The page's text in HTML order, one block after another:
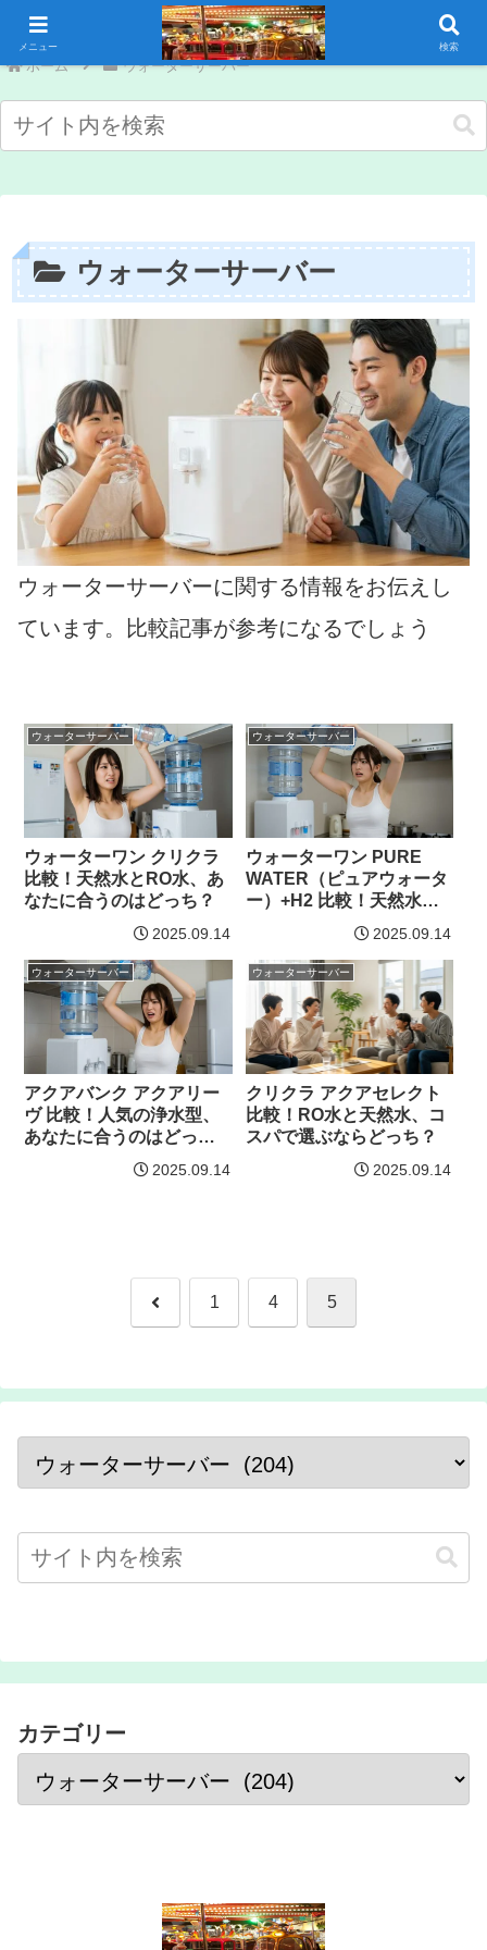
コンテンツへスキップ
ホーム ウォーターサーバー
ウォーターサーバー
ウォーターサーバーに関する情報をお伝えし
ています。比較記事が参考になるでしょう
ウォーターサーバー
ウォーターワン クリクラ
比較！天然水とRO水、あ
なたに合うのはどっち？
2025.09.14
ウォーターサーバー
ウォーターワン PURE
WATER（ピュアウォータ
ー）+H2 比較！天然水と
水素水、あなたに合うの
2025.09.14
ウォーターサーバー
アクアバンク アクアリー
ヴ 比較！人気の浄水型、
あなたに合うのはどっ
2025.09.14
ウォーターサーバー
クリクラ アクアセレクト
比較！RO水と天然水、コ
スパで選ぶならどっち？
2025.09.14
前 1 4 5
カテゴリー
メニュー 検索